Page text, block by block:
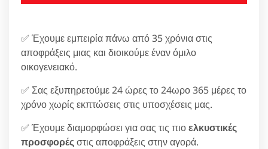
✅ Έχουμε εμπειρία πάνω από 35 χρόνια στις
αποφράξεις μιας και διοικούμε έναν όμιλο
οικογενειακό.
✅ Σας εξυπηρετούμε 24 ώρες το 24ωρο 365 μέρες το
χρόνο χωρίς εκπτώσεις στις υποσχέσεις μας.
✅ Έχουμε διαμορφώσει για σας τις πιοελκυστικές
προσφορέςστις αποφράξεις στην αγορά.